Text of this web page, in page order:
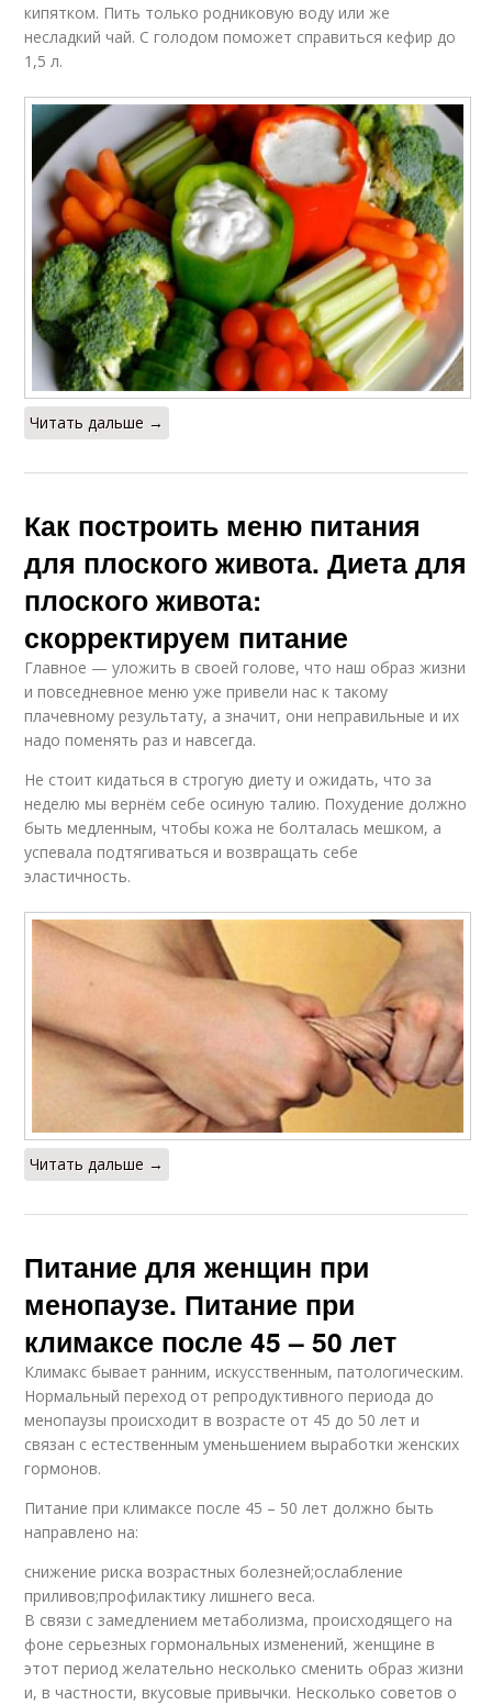
кипятком. Пить только родниковую воду или же
несладкий чай. С голодом поможет справиться кефир до
1,5 л.
Читать дальше →
Как построить меню питания
для плоского живота. Диета для
плоского живота:
скорректируем питание
Главное — уложить в своей голове, что наш образ жизни
и повседневное меню уже привели нас к такому
плачевному результату, а значит, они неправильные и их
надо поменять раз и навсегда.
Не стоит кидаться в строгую диету и ожидать, что за
неделю мы вернём себе осиную талию. Похудение должно
быть медленным, чтобы кожа не болталась мешком, а
успевала подтягиваться и возвращать себе
эластичность.
Читать дальше →
Питание для женщин при
менопаузе. Питание при
климаксе после 45 – 50 лет
Климакс бывает ранним, искусственным, патологическим.
Нормальный переход от репродуктивного периода до
менопаузы происходит в возрасте от 45 до 50 лет и
связан с естественным уменьшением выработки женских
гормонов.
Питание при климаксе после 45 – 50 лет должно быть
направлено на:
снижение риска возрастных болезней;ослабление
приливов;профилактику лишнего веса.
В связи с замедлением метаболизма, происходящего на
фоне серьезных гормональных изменений, женщине в
этот период желательно несколько сменить образ жизни
и, в частности, вкусовые привычки. Несколько советов о